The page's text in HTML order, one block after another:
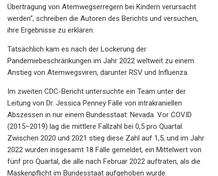
Übertragung von Atemwegserregern bei Kindern verursacht
werden“, schreiben die Autoren des Berichts und versuchen,
ihre Ergebnisse zu erklären.
Tatsächlich kam es nach der Lockerung der
Pandemiebeschränkungen im Jahr 2022 weltweit zu einem
Anstieg von Atemwegsviren, darunter RSV und Influenza.
Im zweiten CDC-Bericht untersuchte ein Team unter der
Leitung von Dr. Jessica Penney Fälle von intrakraniellen
Abszessen in nur einem Bundesstaat: Nevada. Vor COVID
(2015–2019) lag die mittlere Fallzahl bei 0,5 pro Quartal.
Zwischen 2020 und 2021 stieg diese Zahl auf 1,5, und im Jahr
2022 wurden insgesamt 18 Fälle gemeldet, ein Mittelwert von
fünf pro Quartal, die alle nach Februar 2022 auftraten, als die
Maskenpflicht im Bundesstaat aufgehoben wurde.